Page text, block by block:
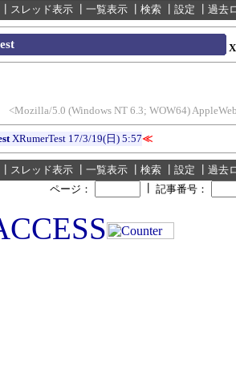
スレッド表示 一覧表示 検索 設定 過去
<Mozilla/5.0 (Windows NT 6.3; WOW64)
XRumerTest 17/3/19(日) 5:57≪
スレッド表示 一覧表示 検索 設定
過去
ページ：
記事番号：